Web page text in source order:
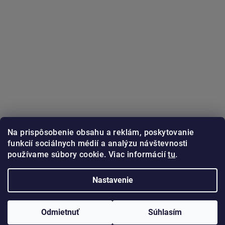
Na prispôsobenie obsahu a reklám, poskytovanie
funkcií sociálnych médií a analýzu návštevnosti
používame súbory cookie. Viac informáciítu.
Nastavenie
Odmietnuť Súhlasím
Sledovať na Instagrame
GUNSTER.sk